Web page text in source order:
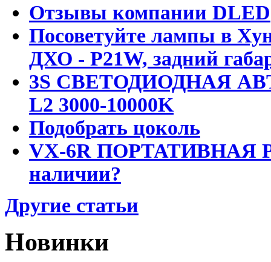
Отзывы компании DLED
Посоветуйте лампы в
ДХО - P21W, задний
3S СВЕТОДИОДНАЯ
L2 3000-10000K
Подобрать цоколь
VX-6R ПОРТАТИВНАЯ
наличии?
Другие статьи
Новинки